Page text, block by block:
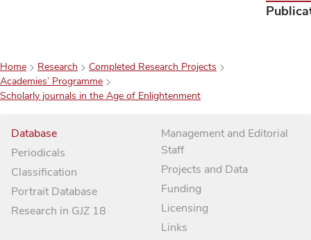
Home Research
Completed Research Projects
Academies’ Programme
Scholarly journals in the Age of Enlightenment
Database
Periodicals
Classification
Portrait Database
Research in GJZ 18
Management and Editorial
Staff
Projects and Data
Funding
Licensing
Links